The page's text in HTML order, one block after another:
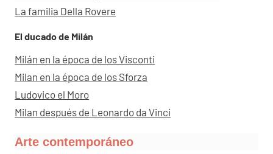
La familia Della Rovere
El ducado de Milán
Milán en la época de los Visconti
Milan en la época de los Sforza
Ludovico el Moro
Milan después de Leonardo da Vinci
Arte contemporáneo